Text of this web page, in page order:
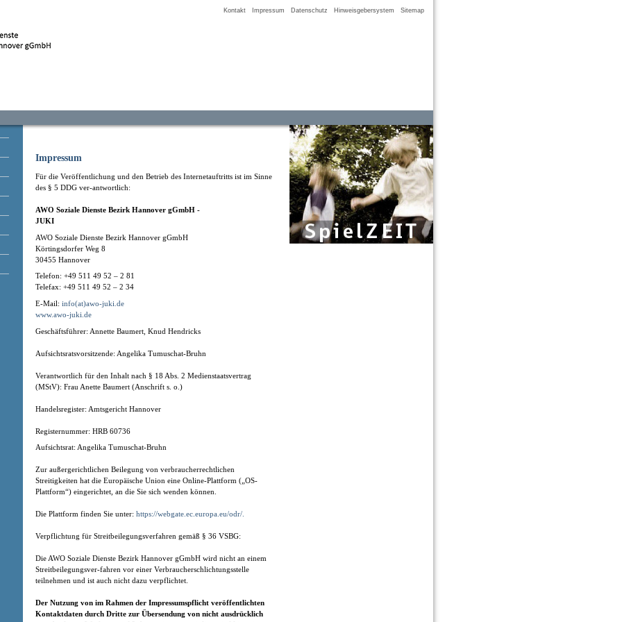
Kontakt Impressum Datenschutz Hinweisgebersystem Sitemap
Impressum
Für die Veröffentlichung und den Betrieb des Internetauftritts ist im Sinne
des § 5 DDG ver-antwortlich:
AWO Soziale Dienste Bezirk Hannover gGmbH -
JUKI
AWO Soziale Dienste Bezirk Hannover gGmbH
Körtingsdorfer Weg 8
30455 Hannover
Telefon: +49 511 49 52 – 2 81
Telefax: +49 511 49 52 – 2 34
E-Mail: info(at)awo-juki.de
www.awo-juki.de
Geschäftsführer: Annette Baumert, Knud Hendricks
Aufsichtsratsvorsitzende: Angelika Tumuschat-Bruhn
Verantwortlich für den Inhalt nach § 18 Abs. 2 Medienstaatsvertrag
(MStV): Frau Anette Baumert (Anschrift s. o.)
Handelsregister: Amtsgericht Hannover
Registernummer: HRB 60736
Aufsichtsrat: Angelika Tumuschat-Bruhn
Zur außergerichtlichen Beilegung von verbraucherrechtlichen
Streitigkeiten hat die Europäische Union eine Online-Plattform („OS-
Plattform“) eingerichtet, an die Sie sich wenden können.
Die Plattform finden Sie unter: https://webgate.ec.europa.eu/odr/.
Verpflichtung für Streitbeilegungsverfahren gemäß § 36 VSBG:
Die AWO Soziale Dienste Bezirk Hannover gGmbH wird nicht an einem
Streitbeilegungsver-fahren vor einer Verbraucherschlichtungsstelle
teilnehmen und ist auch nicht dazu verpflichtet.
Der Nutzung von im Rahmen der Impressumspflicht veröffentlichten
Kontaktdaten durch Dritte zur Übersendung von nicht ausdrücklich